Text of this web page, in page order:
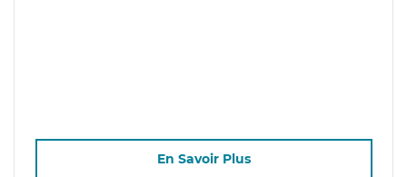
En Savoir Plus